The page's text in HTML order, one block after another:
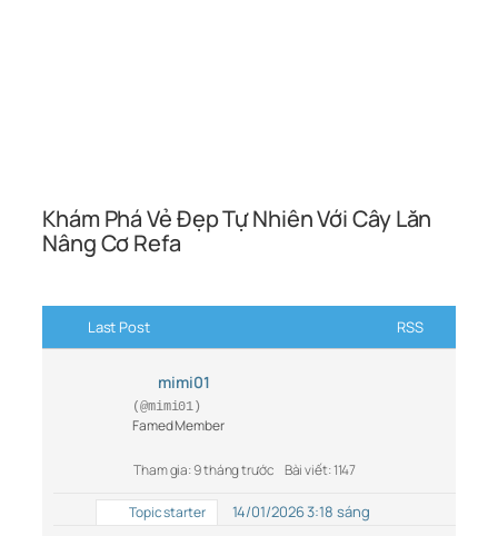
Khám Phá Vẻ Đẹp Tự Nhiên Với Cây Lăn
Nâng Cơ Refa
Last Post RSS
mimi01
(@mimi01)
Famed Member
Tham gia: 9 tháng trước Bài viết: 1147
Topic starter 14/01/2026 3:18 sáng